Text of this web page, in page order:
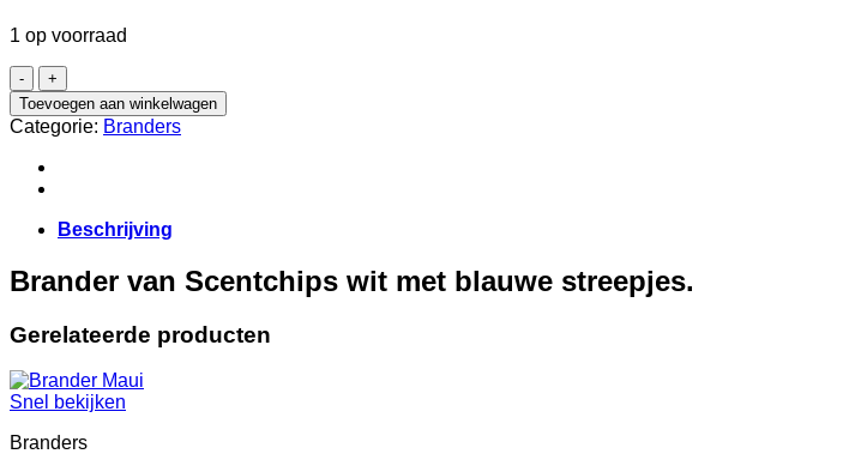
1 op voorraad
Brander
Scentchips
wit
met
blauwe
streepjes
Toevoegen aan winkelwagen
Categorie: Branders
Beschrijving
Brander van Scentchips wit met blauwe streepjes.
Gerelateerde producten
Snel bekijken
Branders